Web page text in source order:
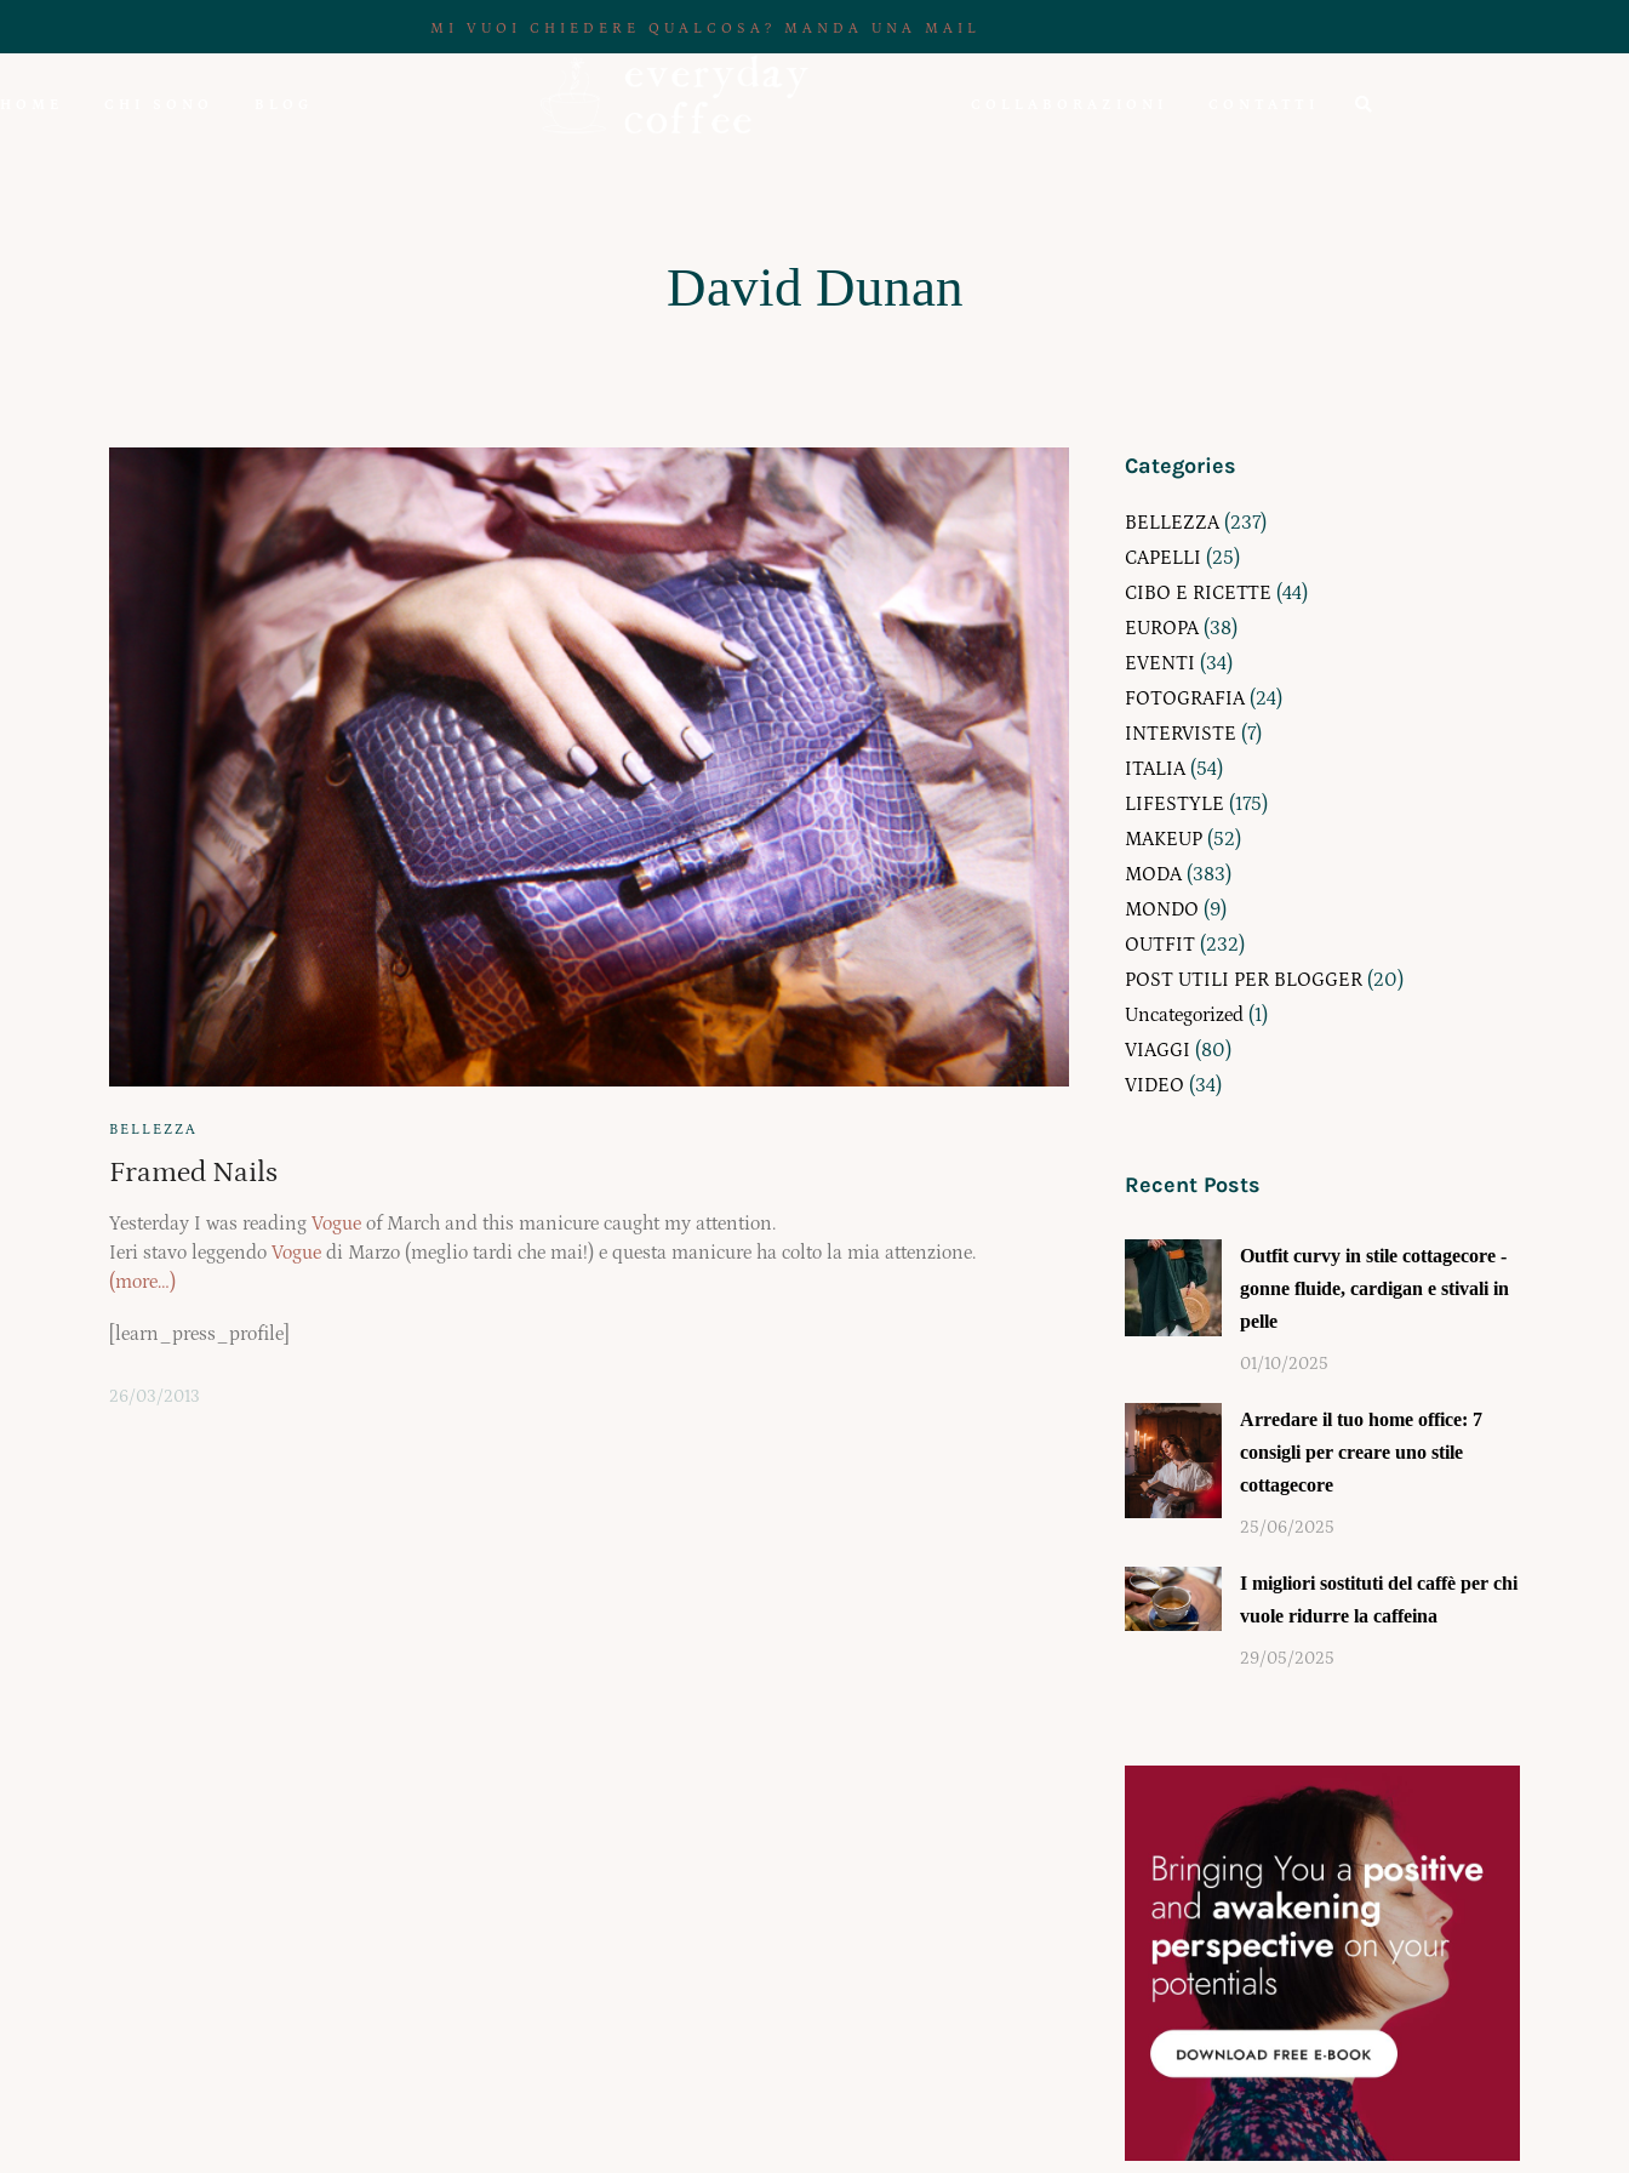
MI VUOI CHIEDERE QUALCOSA? MANDA UNA MAIL
David Dunan
BELLEZZA
Framed Nails
Yesterday I was reading Vogue of March and this manicure caught my attention.
Ieri stavo leggendo Vogue di Marzo (meglio tardi che mai!) e questa manicure ha colto la mia attenzione.
(more…)
[learn_press_profile]
26/03/2013
Categories
BELLEZZA(237)
CAPELLI (25)
CIBO E RICETTE (44)
EUROPA(38)
EVENTI (34)
FOTOGRAFIA(24)
INTERVISTE (7)
ITALIA(54)
LIFESTYLE (175)
MAKEUP (52)
MODA(383)
MONDO (9)
OUTFIT (232)
POST UTILI PER BLOGGER (20)
Uncategorized (1)
VIAGGI (80)
VIDEO (34)
Recent Posts
Outfit curvy in stile cottagecore -
gonne fluide, cardigan e stivali in
pelle
01/10/2025
Arredare il tuo home office: 7
consigli per creare uno stile
cottagecore
25/06/2025
I migliori sostituti del caffè per chi
vuole ridurre la caffeina
29/05/2025